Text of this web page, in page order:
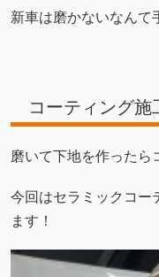
新車は磨かないなんて
コーティング施
磨いて下地を作ったら
今回はセラミックコー
ます！